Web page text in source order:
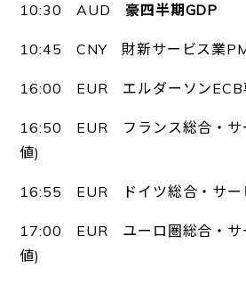
10:30 AUD 豪四半期GDP
10:45 CNY 財新サービス業
16:00 EUR エルダーソンECB
16:50 EUR フランス総合・サ
値)
16:55 EUR ドイツ総合・サー
17:00 EUR ユーロ圏総合・サ
値)